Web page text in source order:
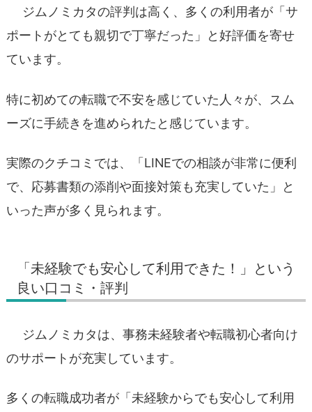
ジムノミカタの評判は高く、多くの利用者が「サ
ポートがとても親切で丁寧だった」と好評価を寄せ
ています。
特に初めての転職で不安を感じていた人々が、スム
ーズに手続きを進められたと感じています。
実際のクチコミでは、「LINEでの相談が非常に便利
で、応募書類の添削や面接対策も充実していた」と
いった声が多く見られます。
「未経験でも安心して利用できた！」という
良い口コミ・評判
ジムノミカタは、事務未経験者や転職初心者向け
のサポートが充実しています。
多くの転職成功者が「未経験からでも安心して利用